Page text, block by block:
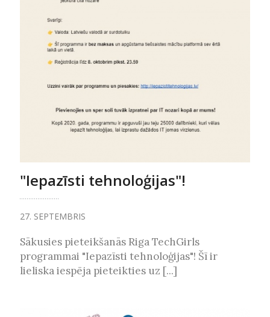
"Iepazīsti tehnoloģijas"!
27. SEPTEMBRIS
Sākusies pieteikšanās Riga TechGirls
programmai "Iepazīsti tehnoloģijas"! Šī ir
lieliska iespēja pieteikties uz [...]